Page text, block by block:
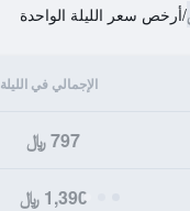
/أرخص سعر الليلة الواحدة
الإجمالي في الليلة
797 ﷼
1,390 ﷼